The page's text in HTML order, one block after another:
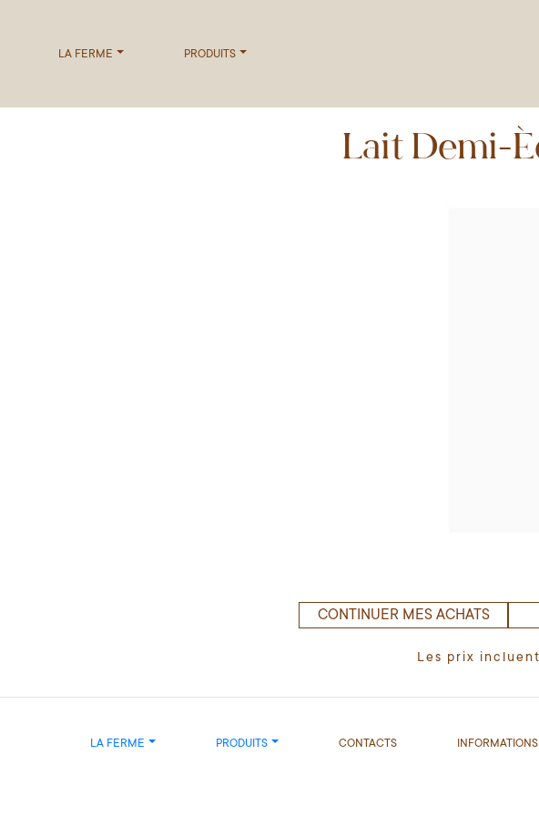
LA FERME PRODUITS
Lait Demi-
CONTINUER MES ACHATS
Les prix
LA FERME PRODUITS CONTACTS